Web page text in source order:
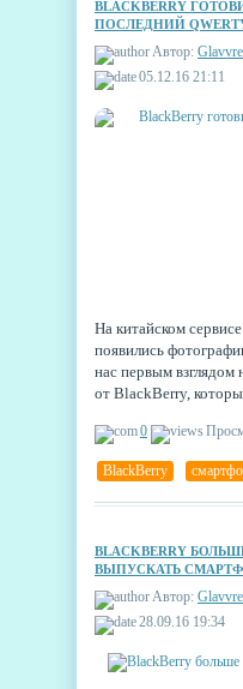
BLACKBERRY
ПОСЛЕДНИЙ
Автор:
05.12.16 21:11
На китайском
появились
нас первым
от BlackBerry,
силами компании.
0
BlackBerry
BLACKBERRY
ВЫПУСКАТЬ
Автор:
28.09.16 19:34